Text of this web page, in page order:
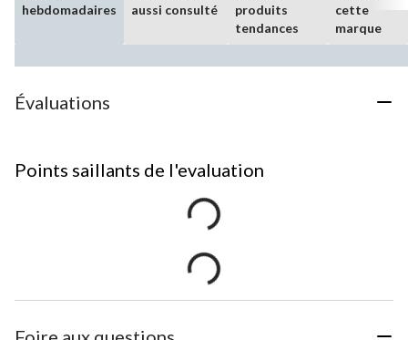
hebdomadaires
aussi consulté
produits
tendances
cette
marque
Évaluations
Points saillants de l'evaluation